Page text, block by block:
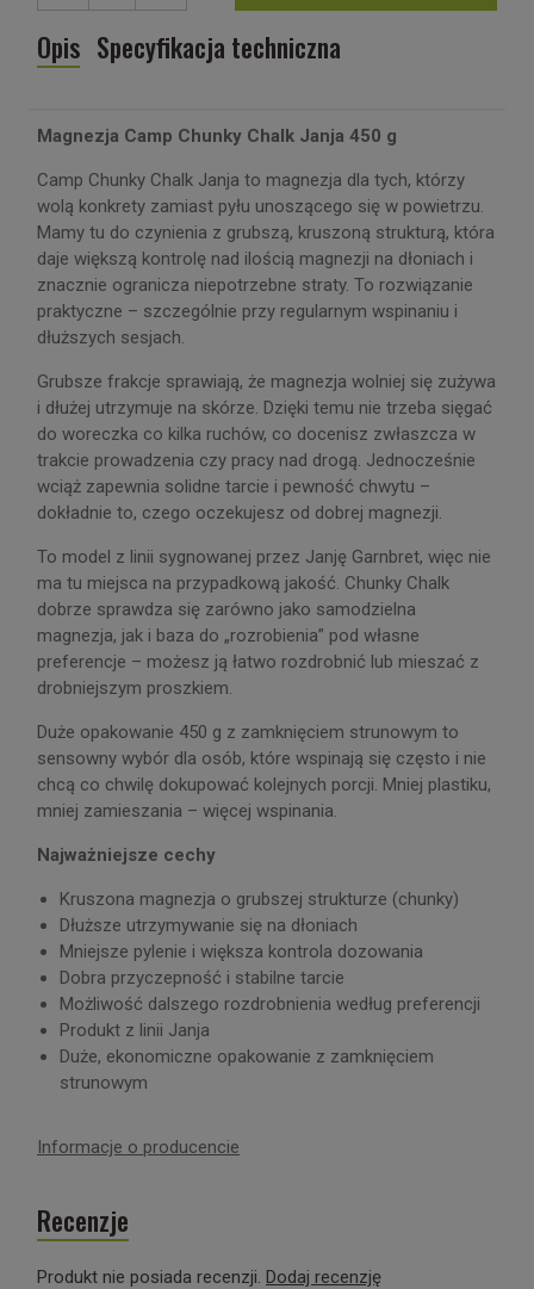
Opis Specyfikacja techniczna
Magnezja Camp Chunky Chalk Janja 450 g
Camp Chunky Chalk Janja to magnezja dla tych, którzy
wolą konkrety zamiast pyłu unoszącego się w powietrzu.
Mamy tu do czynienia z grubszą, kruszoną strukturą, która
daje większą kontrolę nad ilością magnezji na dłoniach i
znacznie ogranicza niepotrzebne straty. To rozwiązanie
praktyczne – szczególnie przy regularnym wspinaniu i
dłuższych sesjach.
Grubsze frakcje sprawiają, że magnezja wolniej się zużywa
i dłużej utrzymuje na skórze. Dzięki temu nie trzeba sięgać
do woreczka co kilka ruchów, co docenisz zwłaszcza w
trakcie prowadzenia czy pracy nad drogą. Jednocześnie
wciąż zapewnia solidne tarcie i pewność chwytu –
dokładnie to, czego oczekujesz od dobrej magnezji.
To model z linii sygnowanej przez Janję Garnbret, więc nie
ma tu miejsca na przypadkową jakość. Chunky Chalk
dobrze sprawdza się zarówno jako samodzielna
magnezja, jak i baza do „rozrobienia” pod własne
preferencje – możesz ją łatwo rozdrobnić lub mieszać z
drobniejszym proszkiem.
Duże opakowanie 450 g z zamknięciem strunowym to
sensowny wybór dla osób, które wspinają się często i nie
chcą co chwilę dokupować kolejnych porcji. Mniej plastiku,
mniej zamieszania – więcej wspinania.
Najważniejsze cechy
Kruszona magnezja o grubszej strukturze (chunky)
Dłuższe utrzymywanie się na dłoniach
Mniejsze pylenie i większa kontrola dozowania
Dobra przyczepność i stabilne tarcie
Możliwość dalszego rozdrobnienia według preferencji
Produkt z linii Janja
Duże, ekonomiczne opakowanie z zamknięciem
strunowym
Informacje o producencie
Recenzje
Produkt nie posiada recenzji. Dodaj recenzję